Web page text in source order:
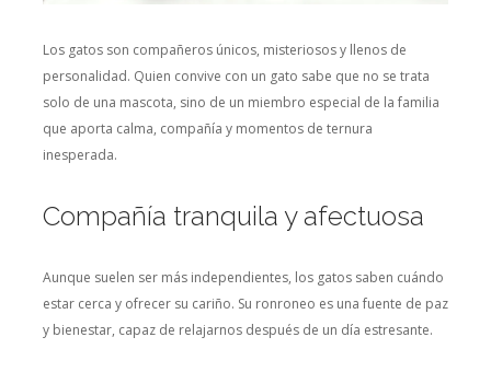
Los gatos son compañeros únicos, misteriosos y llenos de
personalidad. Quien convive con un gato sabe que no se trata
solo de una mascota, sino de un miembro especial de la familia
que aporta calma, compañía y momentos de ternura
inesperada.
Compañía tranquila y afectuosa
Aunque suelen ser más independientes, los gatos saben cuándo
estar cerca y ofrecer su cariño. Su ronroneo es una fuente de paz
y bienestar, capaz de relajarnos después de un día estresante.